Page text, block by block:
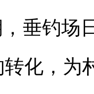
，垂钓场
化，为